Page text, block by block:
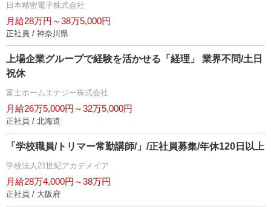
日本精密電子株式会社
月給28万円～38万5,000円
正社員 / 神奈川県
上場企業グループで経験を活かせる「経理」 業界不問/土日
祝休
富士ホームエナジー株式会社
月給26万5,000円～32万5,000円
正社員 / 北海道
「学校職員/トリマー常勤講師/」/正社員募集/年休120日以上
学校法人21世紀アカデメイア
月給28万4,000円～38万円
正社員 / 大阪府